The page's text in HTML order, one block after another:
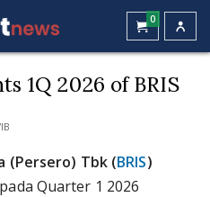
0
1Q 2026 of BRIS
(Persero) Tbk (BRIS)
Quarter 1 2026